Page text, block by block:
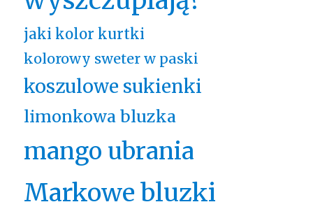
jaki kolor kurtki
kolorowy sweter w paski
koszulowe sukienki
limonkowa bluzka
mango ubrania
Markowe bluzki